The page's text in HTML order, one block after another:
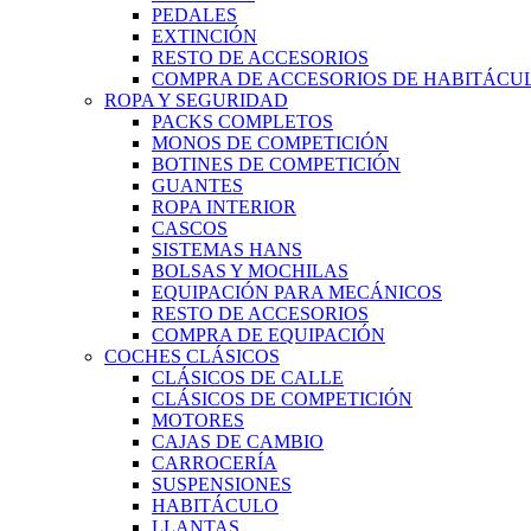
PEDALES
EXTINCIÓN
RESTO DE ACCESORIOS
COMPRA DE ACCESORIOS DE
ROPA Y SEGURIDAD
PACKS COMPLETOS
MONOS DE COMPETICIÓN
BOTINES DE COMPETICIÓN
GUANTES
ROPA INTERIOR
CASCOS
SISTEMAS HANS
BOLSAS Y MOCHILAS
EQUIPACIÓN PARA MECÁNICOS
RESTO DE ACCESORIOS
COMPRA DE EQUIPACIÓN
COCHES CLÁSICOS
CLÁSICOS DE CALLE
CLÁSICOS DE COMPETICIÓN
MOTORES
CAJAS DE CAMBIO
CARROCERÍA
SUSPENSIONES
HABITÁCULO
LLANTAS